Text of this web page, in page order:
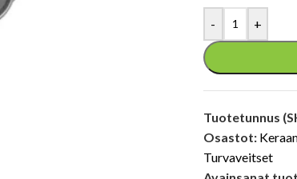
- +
Tuotetunnus
Osastot:
Turvaveitset